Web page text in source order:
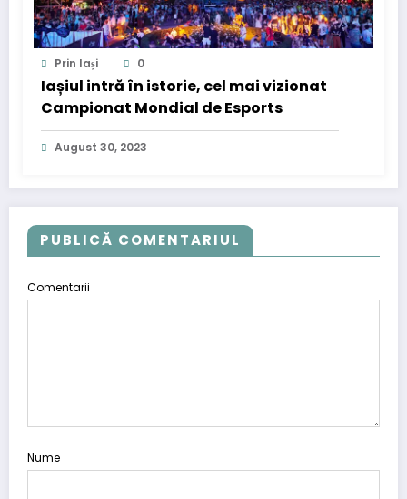
Prin Iași 0
Iașiul intră în istorie, cel mai vizionat
Campionat Mondial de Esports
August 30, 2023
PUBLICĂ COMENTARIUL
Comentarii
Nume